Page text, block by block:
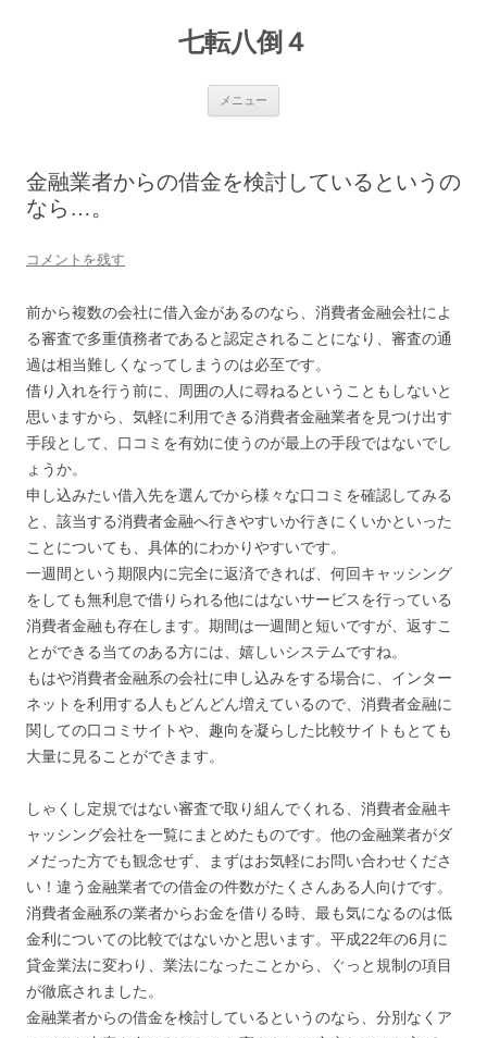
七転八倒４
メニュー
へ
ス
金融業者からの借金を検討しているというの
なら…。
コメントを残す
前から複数の会社に借入金があるのなら、消費者金融会社によ
る審査で多重債務者であると認定されることになり、審査の通
過は相当難しくなってしまうのは必至です。
借り入れを行う前に、周囲の人に尋ねるということもしないと
思いますから、気軽に利用できる消費者金融業者を見つけ出す
手段として、口コミを有効に使うのが最上の手段ではないでし
ょうか。
申し込みたい借入先を選んでから様々な口コミを確認してみる
と、該当する消費者金融へ行きやすいか行きにくいかといった
ことについても、具体的にわかりやすいです。
一週間という期限内に完全に返済できれば、何回キャッシング
をしても無利息で借りられる他にはないサービスを行っている
消費者金融も存在します。期間は一週間と短いですが、返すこ
とができる当てのある方には、嬉しいシステムですね。
もはや消費者金融系の会社に申し込みをする場合に、インター
ネットを利用する人もどんどん増えているので、消費者金融に
関しての口コミサイトや、趣向を凝らした比較サイトもとても
大量に見ることができます。
しゃくし定規ではない審査で取り組んでくれる、消費者金融キ
ャッシング会社を一覧にまとめたものです。他の金融業者がダ
メだった方でも観念せず、まずはお気軽にお問い合わせくださ
い！違う金融業者での借金の件数がたくさんある人向けです。
消費者金融系の業者からお金を借りる時、最も気になるのは低
金利についての比較ではないかと思います。平成22年の6月に
貸金業法に変わり、業法になったことから、ぐっと規制の項目
が徹底されました。
金融業者からの借金を検討しているというのなら、分別なくア